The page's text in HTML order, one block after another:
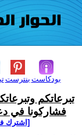
بنترست بودكاست
تبرعاتكم
فشاركونا في
[اشترك